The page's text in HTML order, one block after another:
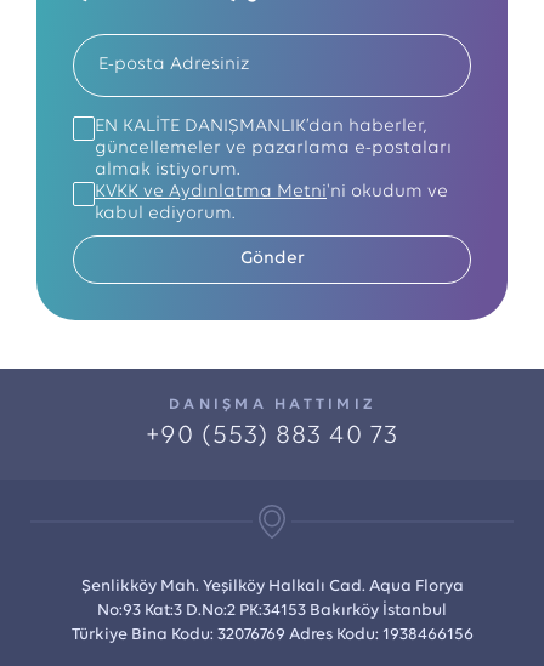
EN KALİTE DANIŞMANLIK’dan haberler,
güncellemeler ve pazarlama e-postaları
almak istiyorum.
KVKK ve Aydınlatma Metni'ni okudum ve
kabul ediyorum.
Gönder
DANIŞMA HATTIMIZ
+90 (553) 883 40 73
Şenlikköy Mah. Yeşilköy Halkalı Cad. Aqua Florya
No:93 Kat:3 D.No:2 PK:34153 Bakırköy İstanbul
Türkiye Bina Kodu: 32076769 Adres Kodu: 1938466156